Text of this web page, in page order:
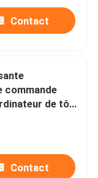
Contact
commande
de tôle
V de
Contact